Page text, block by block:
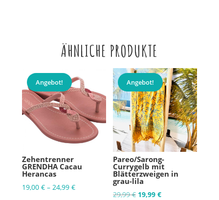
ÄHNLICHE PRODUKTE
Angebot!
Zehentrenner
GRENDHA Cacau
Herancas
19,00 €– 24,99 €
Angebot!
Pareo/Sarong-
Currygelb mit
Blätterzweigen in
grau-lila
29,99€ Ursprünglicher
19,99€Aktueller